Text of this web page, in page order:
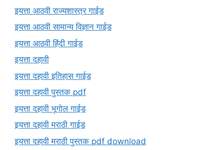
इयत्ता आठवी राज्यशास्त्र गाईड
इयत्ता आठवी सामान्य विज्ञान गाईड
इयत्ता आठवी हिंदी गाईड
इयत्ता दहावी
इयत्ता दहावी इतिहास गाईड
इयत्ता दहावी पुस्तक pdf
इयत्ता दहावी भूगोल गाईड
इयत्ता दहावी मराठी गाईड
इयत्ता दहावी मराठी पुस्तक pdf download